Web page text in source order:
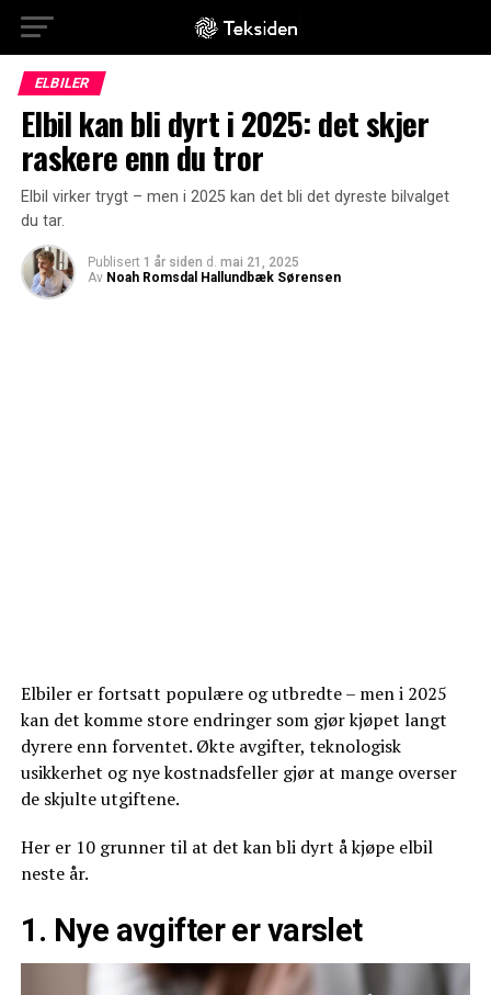
ELBILER
Elbil kan bli dyrt i 2025: det skjer
raskere enn du tror
Elbil virker trygt – men i 2025 kan det bli det dyreste bilvalget
du tar.
Publisert 1 år siden d. mai 21, 2025
Av Noah Romsdal Hallundbæk Sørensen
Elbiler er fortsatt populære og utbredte – men i 2025
kan det komme store endringer som gjør kjøpet langt
dyrere enn forventet. Økte avgifter, teknologisk
usikkerhet og nye kostnadsfeller gjør at mange overser
de skjulte utgiftene.
Her er 10 grunner til at det kan bli dyrt å kjøpe elbil
neste år.
1. Nye avgifter er varslet